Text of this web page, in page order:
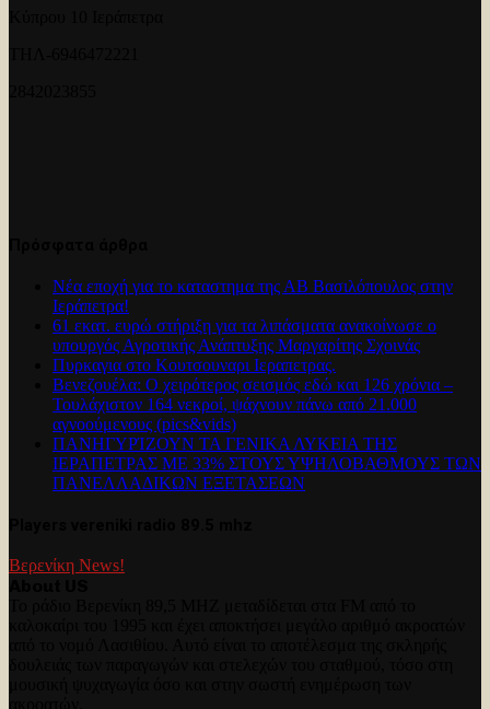
Νέα εποχή για το καταστημα της ΑΒ Βασιλόπουλος στην
Ιεράπετρα!
61 εκατ. ευρώ στήριξη για τα λιπάσματα ανακοίνωσε ο
υπουργός Αγροτικής Ανάπτυξης Μαργαρίτης Σχοινάς
Πυρκαγια στο Κουτσουναρι Ιεραπετρας.
Βενεζουέλα: Ο χειρότερος σεισμός εδώ και 126 χρόνια –
Τουλάχιστον 164 νεκροί, ψάχνουν πάνω από 21.000
αγνοούμενους (pics&vids)
ΠΑΝΗΓΥΡΊΖΟΥΝ ΤΑ ΓΕΝΙΚΑ ΛΥΚΕΙΑ ΤΗΣ
ΙΕΡΑΠΕΤΡΑΣ ΜΕ 33% ΣΤΟΥΣ ΥΨΗΛΟΒΑΘΜΟΥΣ ΤΩΝ
ΠΑΝΕΛΛΑΔΙΚΩΝ ΕΞΕΤΑΣΕΩΝ
Βερενίκη News!